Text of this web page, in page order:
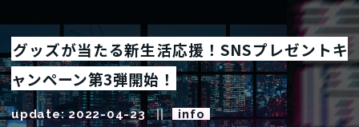
グッズが当たる新生活応援！SNSプレゼントキ
ャンペーン第3弾開始！
update: 2022-04-23 info